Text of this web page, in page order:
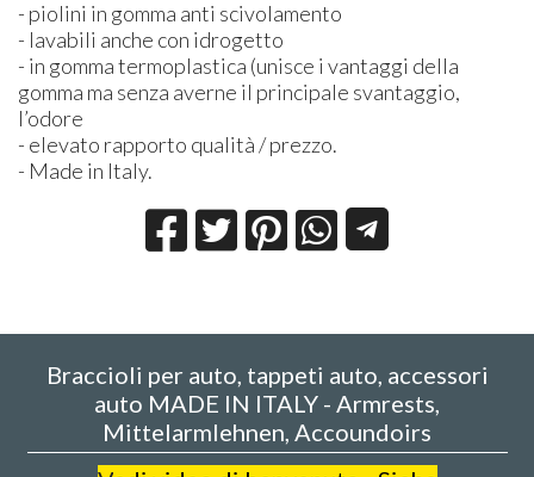
- piolini in gomma anti scivolamento
- lavabili anche con idrogetto
- in gomma termoplastica (unisce i vantaggi della
gomma ma senza averne il principale svantaggio,
l’odore
- elevato rapporto qualità / prezzo.
- Made in Italy.
Braccioli per auto, tappeti auto, accessori
auto MADE IN ITALY - Armrests,
Mittelarmlehnen, Accoundoirs